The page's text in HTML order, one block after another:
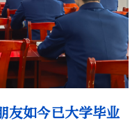
友如今已大学毕业